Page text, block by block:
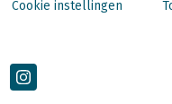
Cookie instellingen